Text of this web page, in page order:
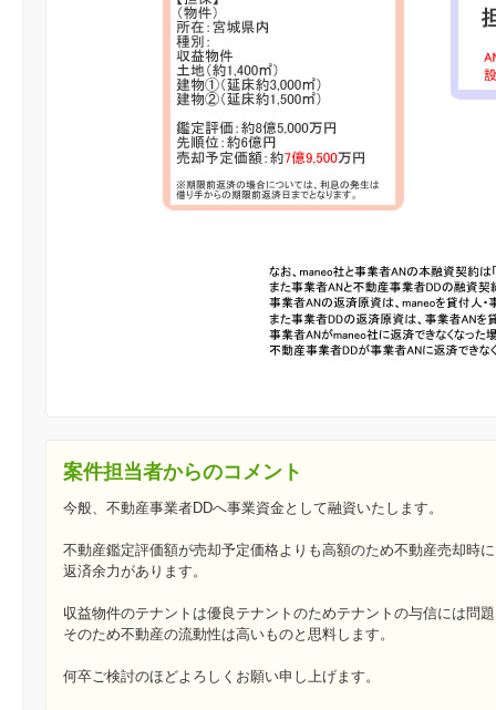
案件担当者からのコメント
今般、不動産事業者DDへ事業資金として融資いたします。
不動産鑑定評価額が売却予定価格よりも高額のため不動産売却時
返済余力があります。
収益物件のテナントは優良テナントのためテナントの与信には問
そのため不動産の流動性は高いものと思料します。
何卒ご検討のほどよろしくお願い申し上げます。